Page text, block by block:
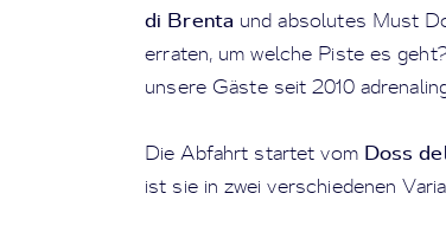
di Brenta und absolutes Must
erraten, um welche Piste es
unsere Gäste seit 2010
Die Abfahrt startet vom Doss
ist sie in zwei verschiedenen